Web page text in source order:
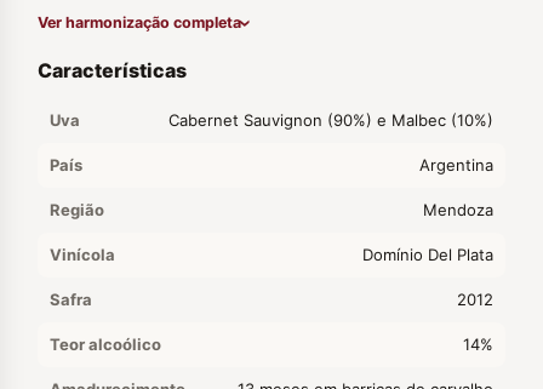
Ver harmonização completa
Características
Uva Cabernet Sauvignon (90%) e Malbec (10%)
País Argentina
Região Mendoza
Vinícola Domínio Del Plata
Safra 2012
Teor alcoólico 14%